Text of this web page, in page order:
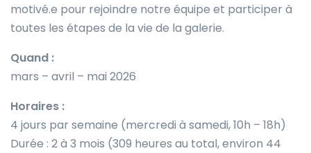
motivé.e pour rejoindre notre équipe et participer à
toutes les étapes de la vie de la galerie.
Quand :
mars – avril – mai 2026
Horaires :
4 jours par semaine (mercredi à samedi, 10h – 18h)
Durée : 2 à 3 mois (309 heures au total, environ 44